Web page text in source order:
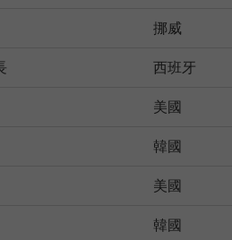
挪威
西班牙
美國
韓國
美國
韓國